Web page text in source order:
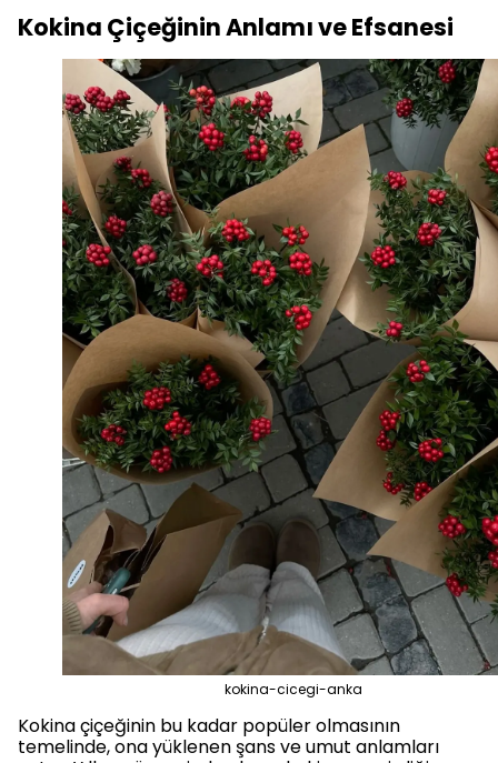
Kokina Çiçeğinin Anlamı ve Efsanesi
kokina-cicegi-anka
Kokina çiçeğinin bu kadar popüler olmasının
temelinde, ona yüklenen şans ve umut anlamları